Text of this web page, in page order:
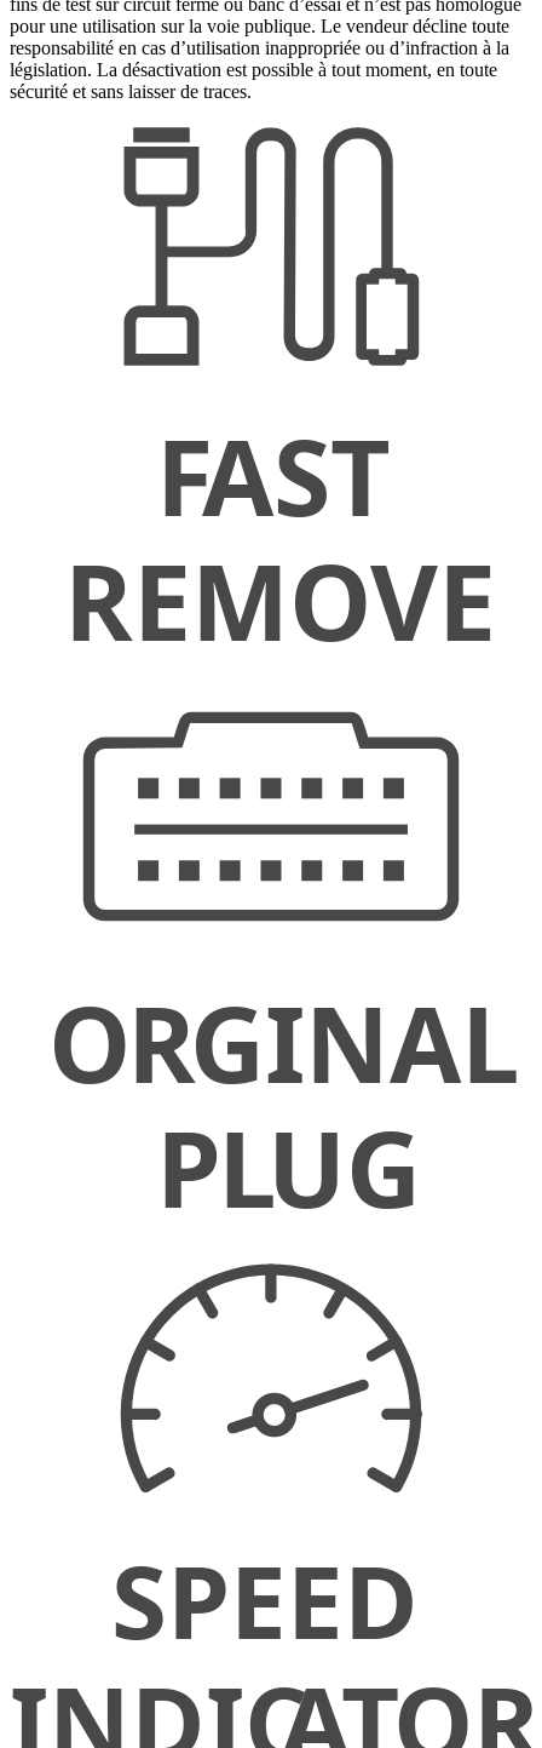
fins de test sur circuit fermé ou banc d’essai et n’est pas homologué
pour une utilisation sur la voie publique. Le vendeur décline toute
responsabilité en cas d’utilisation inappropriée ou d’infraction à la
législation. La désactivation est possible à tout moment, en toute
sécurité et sans laisser de traces.